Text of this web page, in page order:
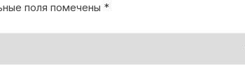
поля помечены *